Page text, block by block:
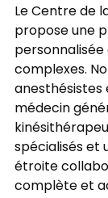
Le Centre de
propose une
complexes.
anesthésistes
médecin
spécialisés et
étroite
complète et